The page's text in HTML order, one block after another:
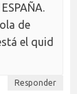
de
el quid
Responder